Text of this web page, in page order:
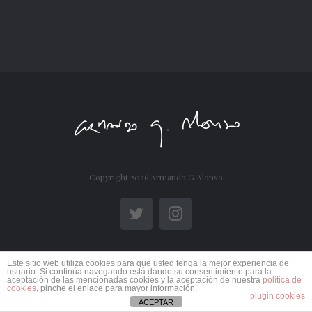
Copyright 2026 Armando G Alonso
TwitterInstagram
Este sitio web utiliza cookies para que usted tenga la mejor experiencia de
usuario. Si continúa navegando está dando su consentimiento para la
aceptación de las mencionadas cookies y la aceptación de nuestra política de
cookies, pinche el enlace para mayor información.
plugin cookies
ACEPTAR